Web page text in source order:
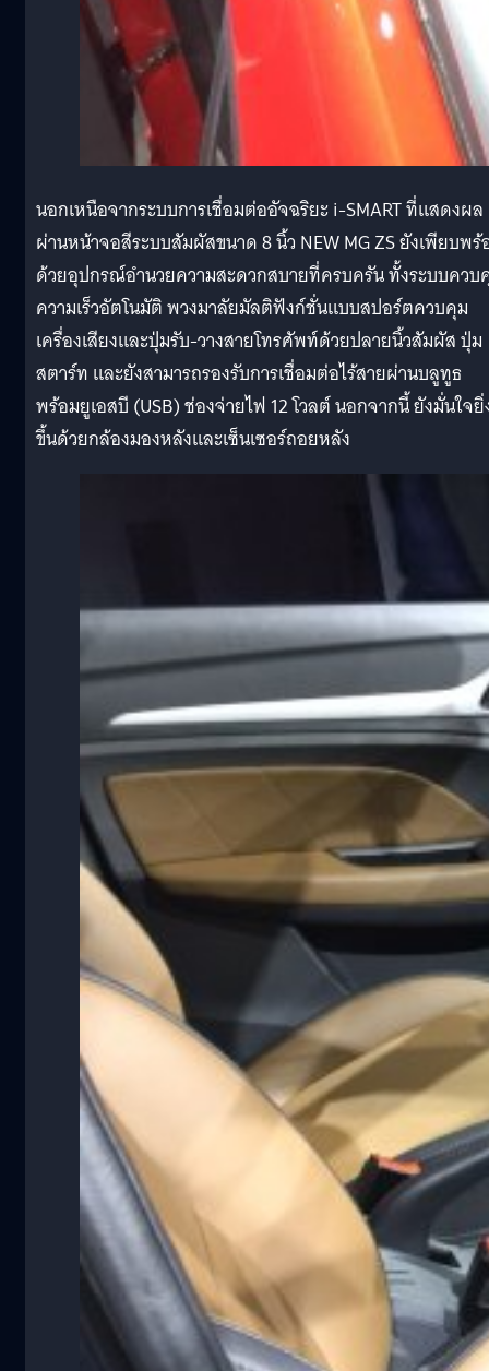
นอกเหนือจากระบบการเชื่อมต่ออัจฉริยะ i-SMART ที่แสดงผล
ผ่านหน้าจอสีระบบสัมผัสขนาด 8 นิ้ว NEW MG ZS ยังเพียบพร้
ด้วยอุปกรณ์อำนวยความสะดวกสบายที่ครบครัน ทั้งระบบควบ
ความเร็วอัตโนมัติ พวงมาลัยมัลติฟังก์ชั่นแบบสปอร์ตควบคุม
เครื่องเสียงและปุ่มรับ-วางสายโทรศัพท์ด้วยปลายนิ้วสัมผัส ปุ่ม
สตาร์ท และยังสามารถรองรับการเชื่อมต่อไร้สายผ่านบลูทูธ
พร้อมยูเอสบี (USB) ช่องจ่ายไฟ 12 โวลต์ นอกจากนี้ ยังมั่นใจยิ่
ขึ้นด้วยกล้องมองหลังและเซ็นเซอร์ถอยหลัง